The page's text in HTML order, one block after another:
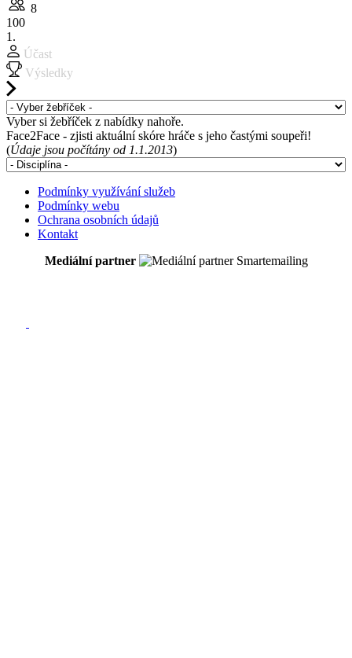
8
100
1.
Účast
Výsledky
Vyber si žebříček z nabídky nahoře.
Face2Face - zjisti aktuální skóre hráče s jeho častými soupeři!
(Údaje jsou počítány od 1.1.2013)
Podmínky využívání služeb
Podmínky webu
Ochrana osobních údajů
Kontakt
Mediální partner